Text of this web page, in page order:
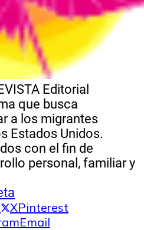
Editorial
que busca
a los migrantes
Estados Unidos.
con el fin de
personal, familiar y
XPinterest
Email